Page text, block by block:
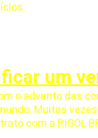
um
o advento das
Muitas
com a RIGOL